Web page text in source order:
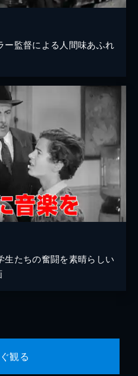
ー監督による人間味あふれ
たちの奮闘を素晴らしい
観る